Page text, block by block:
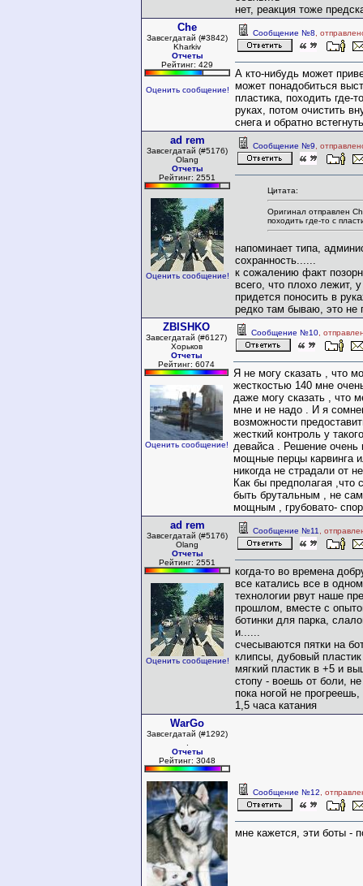
нет, реакция тоже
Che
Завсегдатай (#3842)
Kharkiv
Отчеты
Рейтинг: 429
Оценить сообщение!
Сообщение №8 ,
А кто-нибудь может
может понадобиться
пластика, походить где-
руках, потом очистить
снега и обратно
ad rem
Завсегдатай (#5176)
Olang
Отчеты
Рейтинг: 2551
Оценить сообщение!
Сообщение №9 ,
Цитата:
Оригинал отправлен
походить где-то с
напоминает типа,
сохранность......
к сожалению факт
всего, что плохо лежит,
придется поносить в
редко там бываю, это не
ZBISHKO
Завсегдатай (#6127)
Хорьков
Отчеты
Рейтинг: 6074
Оценить сообщение!
Сообщение №10 ,
Я не могу сказать , что
жесткостью 140 мне
даже могу сказать , что
мне и не надо . И я
возможности
жесткий контроль у
девайса . Решение очень
мощные перцы карвинга
никогда не страдали от
Как бы предполагая ,что
быть брутальным , не
мощным , грубовато-
ad rem
Завсегдатай (#5176)
Olang
Отчеты
Рейтинг: 2551
Оценить сообщение!
Сообщение №11 ,
когда-то во времена
все катались все в
технологии рвут наше
прошлом, вместе с
ботинки для парка,
и......
счесываются пятки на
клипсы, дубовый
мягкий пластик в +5 и
стопу - воешь от боли,
пока ногой не
1,5 часа катания
WarGo
Завсегдатай (#1292)
Отчеты
Рейтинг: 3048
Сообщение №12 ,
мне кажется, эти боты -